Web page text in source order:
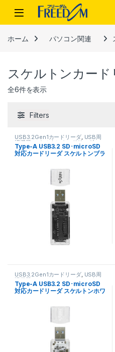
Skip to navigation
Skip to content
ホーム パソコン関連
スケルトンカード
全6件を表示新しい順
Filters
USB3.2Gen1カードリーダ, USB周
辺機器 スケルトンカードリーダー,
パソコン関連
Type-A USB3.2 SD･microSD
対応カードリーダ スケルトンブラ
USB3.2Gen1カードリーダ, USB周
辺機器 スケルトンカードリーダー,
パソコン関連
Type-A USB3.2 SD･microSD
対応カードリーダ スケルトンホワ